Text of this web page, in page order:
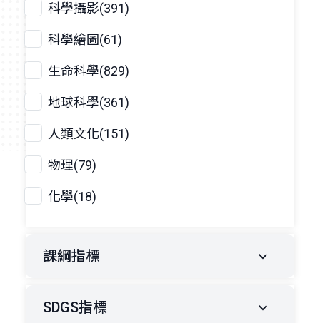
科學攝影(391)
科學繪圖(61)
生命科學(829)
地球科學(361)
人類文化(151)
物理(79)
化學(18)
課綱指標
SDGS指標